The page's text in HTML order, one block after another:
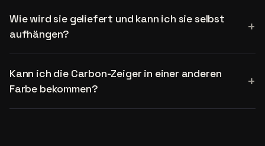
Wie wird sie geliefert und kann ich sie selbst
aufhängen?
Kann ich die Carbon-Zeiger in einer anderen
Farbe bekommen?